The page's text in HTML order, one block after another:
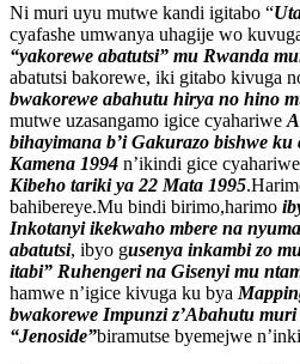
Ni muri uyu mutwe kandi igitabo “
cyafashe umwanya uhagije wo
“yakorewe abatutsi” mu Rwanda
abatutsi bakorewe, iki gitabo kivuga
bwakorewe abahutu hirya no hino
mutwe uzasangamo igice cyahariwe
bihayimana b’i Gakurazo bishwe
Kamena 1994 n’ikindi gice cyahariwe
Kibeho tariki ya 22 Mata 1995
bahibereye.Mu bindi birimo,harimo
Inkotanyi ikekwaho mbere na
abatutsi, ibyo gusenya inkambi zo
itabi” Ruhengeri na Gisenyi mu
hamwe n’igice kivuga ku bya
bwakorewe Impunzi z’Abahutu
“Jenoside”biramutse byemejwe